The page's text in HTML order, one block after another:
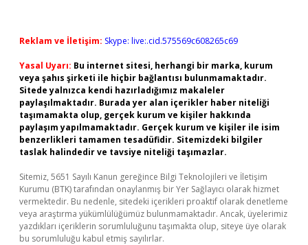
Reklam ve İletişim: Skype: live:.cid.575569c608265c69
Yasal Uyarı: Bu internet sitesi, herhangi bir marka, kurum
veya şahıs şirketi ile hiçbir bağlantısı bulunmamaktadır.
Sitede yalnızca kendi hazırladığımız makaleler
paylaşılmaktadır. Burada yer alan içerikler haber niteliği
taşımamakta olup, gerçek kurum ve kişiler hakkında
paylaşım yapılmamaktadır. Gerçek kurum ve kişiler ile isim
benzerlikleri tamamen tesadüfidir. Sitemizdeki bilgiler
taslak halindedir ve tavsiye niteliği taşımazlar.
Sitemiz, 5651 Sayılı Kanun gereğince Bilgi Teknolojileri ve İletişim
Kurumu (BTK) tarafından onaylanmış bir Yer Sağlayıcı olarak hizmet
vermektedir. Bu nedenle, sitedeki içerikleri proaktif olarak denetleme
veya araştırma yükümlülüğümüz bulunmamaktadır. Ancak, üyelerimiz
yazdıkları içeriklerin sorumluluğunu taşımakta olup, siteye üye olarak
bu sorumluluğu kabul etmiş sayılırlar.